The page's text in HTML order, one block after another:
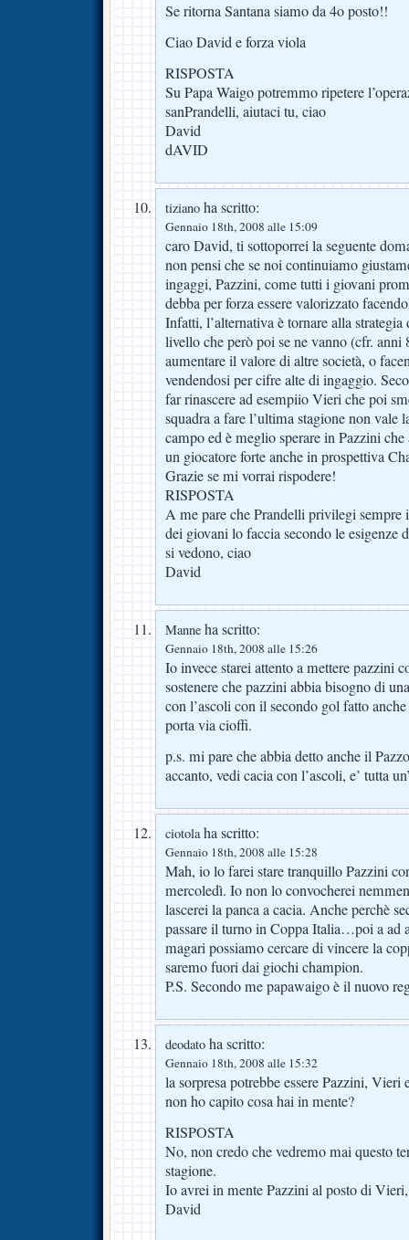
Se ritorna Santana siamo da 4o posto!!
Ciao David e forza viola
RISPOSTA
Su Papa Waigo potremmo ripetere
sanPrandelli, aiutaci tu, ciao
David
dAVID
tiziano ha scritto:
Gennaio 18th, 2008 alle 15:09
caro David, ti sottoporrei la seguente
non pensi che se noi continuiamo
ingaggi, Pazzini, come tutti i giovani
debba per forza essere valorizzato
Infatti, l’alternativa è tornare alla
livello che però poi se ne vanno (cfr. anni
aumentare il valore di altre società, o
vendendosi per cifre alte di ingaggio.
far rinascere ad esempiio Vieri che poi
squadra a fare l’ultima stagione non vale
campo ed è meglio sperare in Pazzini
un giocatore forte anche in prospettiva
Grazie se mi vorrai rispodere!
RISPOSTA
A me pare che Prandelli privilegi sempre
dei giovani lo faccia secondo le esigenze
si vedono, ciao
David
Manne ha scritto:
Gennaio 18th, 2008 alle 15:26
Io invece starei attento a mettere pazzini
sostenere che pazzini abbia bisogno di
con l’ascoli con il secondo gol fatto
porta via cioffi.
p.s. mi pare che abbia detto anche il
accanto, vedi cacia con l’ascoli, e’ tutta
ciotolaha scritto:
Gennaio 18th, 2008 alle 15:28
Mah, io lo farei stare tranquillo Pazzini
mercoledì. Io non lo convocherei
lascerei la panca a cacia. Anche perchè
passare il turno in Coppa Italia…poi a
magari possiamo cercare di vincere la
saremo fuori dai giochi champion.
P.S. Secondo me papawaigo è il nuovo
deodato ha scritto:
Gennaio 18th, 2008 alle 15:32
la sorpresa potrebbe essere Pazzini,
non ho capito cosa hai in mente?
RISPOSTA
No, non credo che vedremo mai questo
stagione.
Io avrei in mente Pazzini al posto di
David